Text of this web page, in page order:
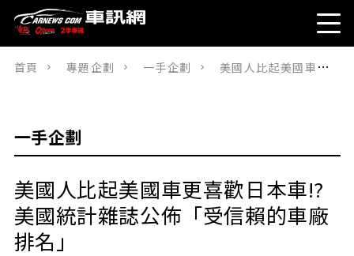
首頁 專題企劃 一手企劃 美國人比起美國車更喜歡日本車!?美國統計雜誌公佈「受信賴的車廠排名」
一手企劃
美國人比起美國車更喜歡日本車!?
美國統計雜誌公佈「受信賴的車廠
排名」